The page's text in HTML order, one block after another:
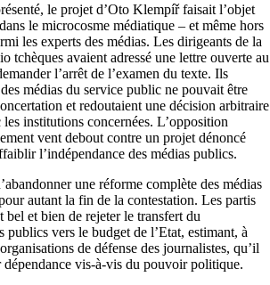
le projet d’Oto Klempíř faisait l’objet
le microcosme médiatique – et même hors
les experts des médias. Les dirigeants de la
tchèques avaient adressé une lettre ouverte au
l’arrêt de l’examen du texte. Ils
médias du service public ne pouvait être
et redoutaient une décision arbitraire
institutions concernées. L’opposition
vent debout contre un projet dénoncé
l’indépendance des médias publics.
une réforme complète des médias
autant la fin de la contestation. Les partis
bel et bien de rejeter le transfert du
publics vers le budget de l’Etat, estimant, à
de défense des journalistes, qu’il
vis-à-vis du pouvoir politique.